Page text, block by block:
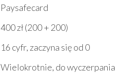
Paysafecard
400 zł (200 + 200)
16 cyfr, zaczyna się od 0
Wielokrotnie, do wyczerpania